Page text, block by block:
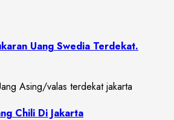
Uang Swedia Terdekat.
Chili Di Jakarta